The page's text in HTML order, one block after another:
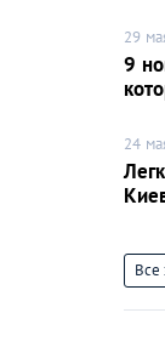
29
9
24
Все